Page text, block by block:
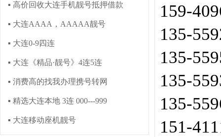
159-
135-
135-
135-
135-
151-
▪ 高价回收大连手机靓号抵押借款
▪ 大连AAAA，AAAAA靓号
▪ 大连0-9四连
▪ 大连《精品·靓号》4连5连
▪ 消费高的找我办理携号转网
▪ 精选大连本地 3连 000---999
▪ 大连移动座机靓号